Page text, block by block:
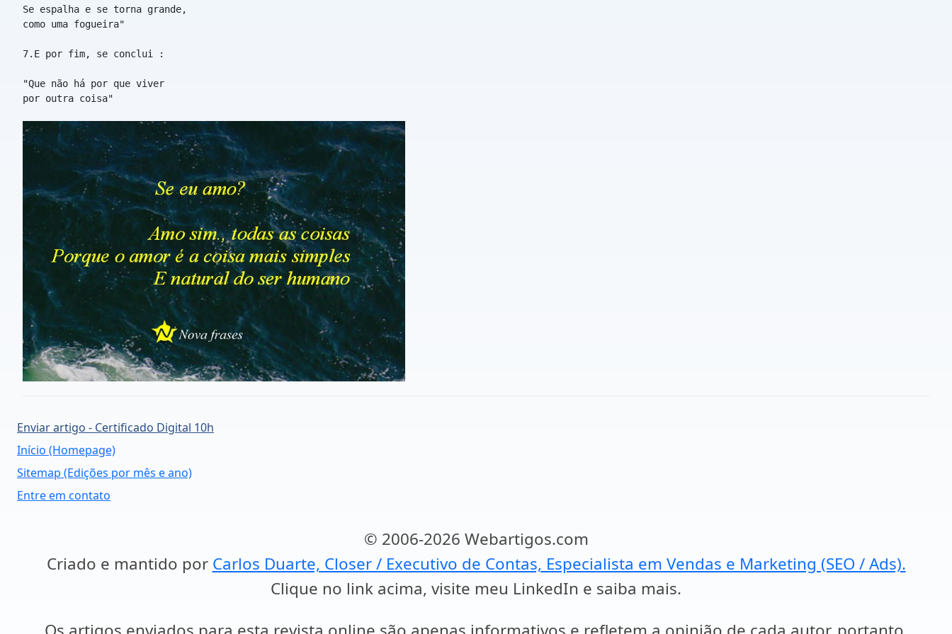
Se espalha e se torna grande,
como uma fogueira"
7.E por fim, se conclui :
"Que não há por que viver
por outra coisa"
Enviar artigo - Certificado Digital 10h
Início (Homepage)
Sitemap (Edições por mês e ano)
Entre em contato
© 2006-2026 Webartigos.com
Criado e mantido por Carlos Duarte, Closer / Executivo de Contas, Especialista em Vendas e Marketing (SEO / Ads).
Clique no link acima, visite meu LinkedIn e saiba mais.